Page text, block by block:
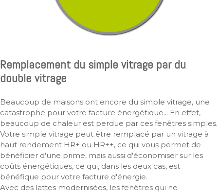
Remplacement du simple vitrage par du
double vitrage
Beaucoup de maisons ont encore du simple vitrage, une
catastrophe pour votre facture énergétique... En effet,
beaucoup de chaleur est perdue par ces fenêtres simples.
Votre simple vitrage peut être remplacé par un vitrage à
haut rendement HR+ ou HR++, ce qui vous permet de
bénéficier d'une prime, mais aussi d'économiser sur les
coûts énergétiques, ce qui, dans les deux cas, est
bénéfique pour votre facture d'énergie.
Avec des lattes modernisées, les fenêtres qui ne